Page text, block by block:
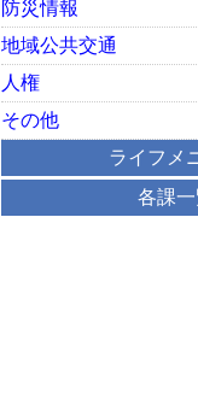
防災情報
地域公共交通
人権
その他
ライフメ
各課